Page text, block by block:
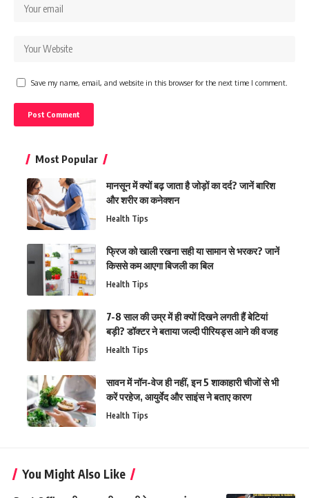
Save my name, email, and website in this browser for the next time I comment.
Most Popular
मानसून में क्यों बढ़ जाता है जोड़ों का दर्द? जानें बारिश
और शरीर का कनेक्शन
Health Tips
फ्रिज को खाली रखना सही या सामान से भरकर? जानें
किससे कम आएगा बिजली का बिल
Health Tips
7-8 साल की उम्र में ही क्यों दिखने लगती हैं बेटियां
बड़ी? डॉक्टर ने बताया जल्दी पीरियड्स आने की वजह
Health Tips
सावन में नॉन-वेज ही नहीं, इन 5 शाकाहारी चीजों से भी
करें परहेज, आयुर्वेद और साइंस ने बताए कारण
Health Tips
You Might Also Like